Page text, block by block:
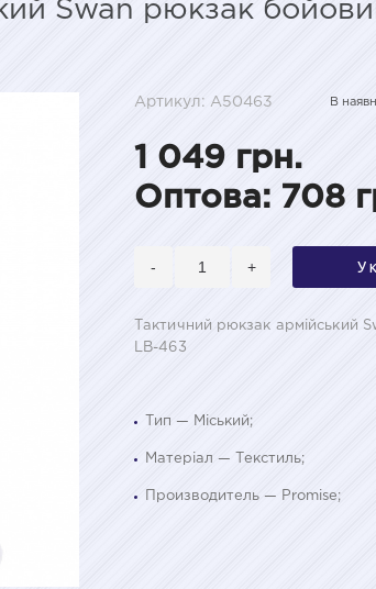
Swan рюкзак
Артикул: A50463 В
1 049 грн.
Оптова: 708
- + У
Тактичний рюкзак армійський
LB-463
Тип — Міський;
Матеріал — Текстиль;
Производитель — Promise;